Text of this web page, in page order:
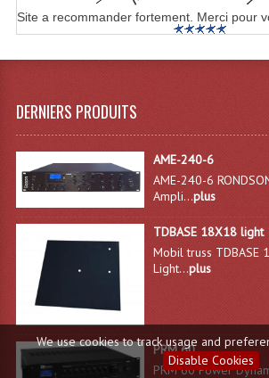
We use cookies to track usage and
Disable Cookies
Site a recommander fortement. Merci pour
DERNIERS PRODUITS
AME-240-6
AME-240-6
Ampli...plus
TDBASE 18X18 light
Mobil truss TDBASE
Light...plus
PRM 60
PRM 60 Power